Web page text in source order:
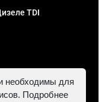
TDI
необходимы для
Подробнее